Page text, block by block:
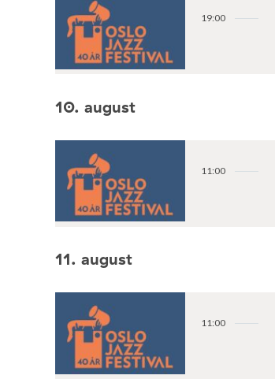
19:00
10. august
11:00
11. august
11:00